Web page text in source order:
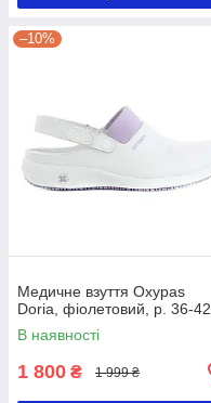
–10%
Медичне взуття Oxypas
Doria, фіолетовий, р. 36-42
В наявності
1 800 ₴ 1 999 ₴